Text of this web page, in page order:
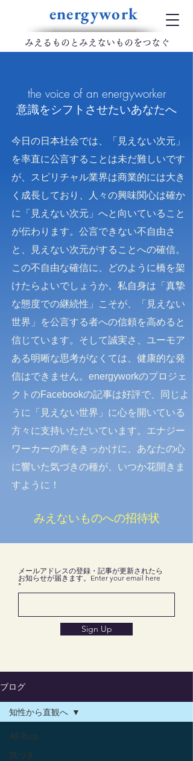
energywork
​みえるものとみえないものをつなぐ
the voice of an energyworker
意識をシフトさせたいあなたへ
今日の日本社会では、「見えない次元」
を率直に公言することは未だ難しいです
が、スピリチャル業界は商業的には大き
く成長しており、人々の興味関心は確か
に「見えない次元」へと向いていること
が伝わります。公言できない不自由さ
と、見えない次元がすることへの確信。
この不自由な確信に、どのように橋を架
けたらよいでしょうか。私自身は「真摯
な態度での継続性」こそが、「見えない
世界」を公言する者への信頼を高めると
信じています。そして誠実さ、ユーモア
ある明晰な思考がなくては、健康的な発
信はできません。energyworkのプロジェ
クトのFacebookの記事は好評で、同じよ
うに「見えない世界」に心を開いている
方々に支持いただいています。エナジー
ワーカーの声をきっかけに、あなたの心
に響いた気づきの種が、いつか花開きま
すように！
​みえないものへの招待状
メールアドレスの登録・記事が更新されたら
お知らせが届きます。Enter your email here
Sign Up
ブログ
All Posts
気づき
知性から直観へ